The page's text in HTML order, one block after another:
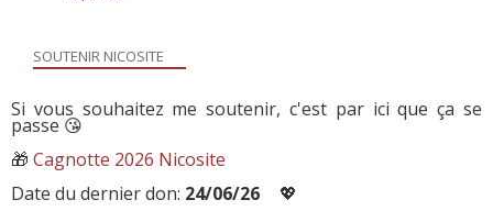
SOUTENIR NICOSITE
Si vous souhaitez me soutenir, c'est par ici que ça se
passe 😘
🎁 Cagnotte 2026 Nicosite
Date du dernier don: 24/06/26 💖